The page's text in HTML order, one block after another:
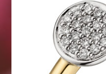
Weihnachtsangebote 2021
Widerrufsrecht
Woocommerce Predictive